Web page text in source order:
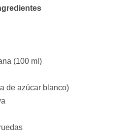
(100 ml)
de azúcar blanco)